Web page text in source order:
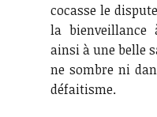
cocasse le
la
ainsi à une belle
ne sombre ni
défaitisme.